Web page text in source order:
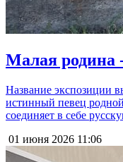
Малая родина
Название экспозиции
истинный певец
соединяет в себе
01 июня 2026 11:06